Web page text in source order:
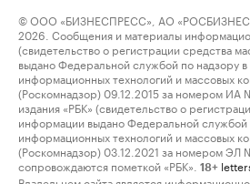
© ООО «БИЗНЕСПРЕСС», АО
2026. Сообщения и материалы
(свидетельство о регистрации средства
выдано Федеральной службой по надзору в
информационных технологий и массовых
(Роскомнадзор) 09.12.2015 за номером
издания «РБК» (свидетельство о
информации выдано Федеральной службой
информационных технологий и массовых
(Роскомнадзор) 03.12.2021 за номером
сопровождаются пометкой «РБК».
18+